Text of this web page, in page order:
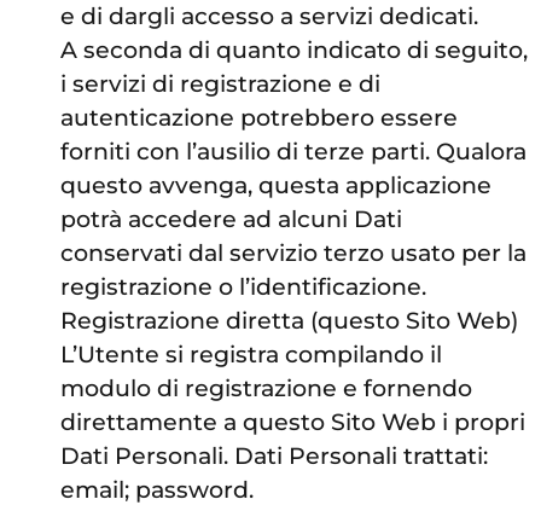
e di dargli accesso a servizi dedicati.
A seconda di quanto indicato di seguito,
i servizi di registrazione e di
autenticazione potrebbero essere
forniti con l’ausilio di terze parti. Qualora
questo avvenga, questa applicazione
potrà accedere ad alcuni Dati
conservati dal servizio terzo usato per la
registrazione o l’identificazione.
Registrazione diretta (questo Sito Web)
L’Utente si registra compilando il
modulo di registrazione e fornendo
direttamente a questo Sito Web i propri
Dati Personali. Dati Personali trattati:
email; password.